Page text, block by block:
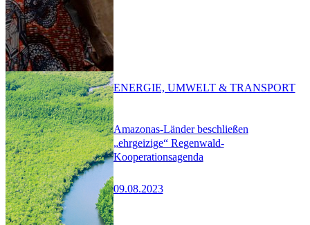
Amazonas-Länder beschließen
„ehrgeizige“ Regenwald-
Kooperationsagenda
09.08.2023
ENERGIE, UMWELT & TRANSPORT